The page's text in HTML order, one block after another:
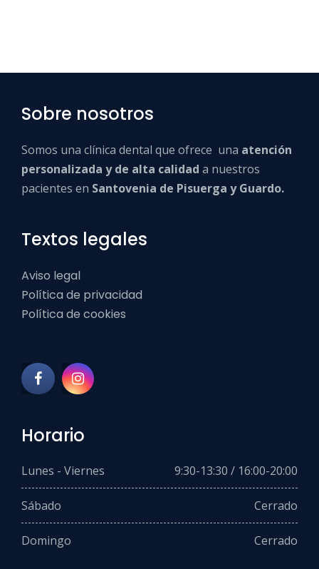
Sobre nosotros
Somos una clínica dental que ofrece una atención
personalizada y de alta calidad a nuestros
pacientes en Santovenia de Pisuerga y Guardo.
Textos legales
Aviso legal
Política de privacidad
Política de cookies
Horario
Lunes - Viernes 9:30-13:30 / 16:00-20:00
Sábado Cerrado
Domingo Cerrado